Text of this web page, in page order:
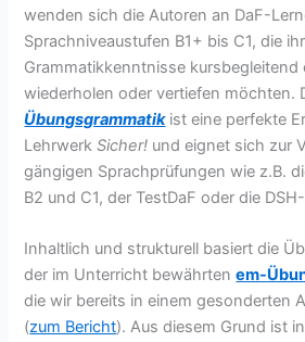
wenden sich die Autoren an DaF-
Sprachniveaustufen B1+ bis C1, die
Grammatikkenntnisse kursbegleitend
wiederholen oder vertiefen möchten.
Übungsgrammatikist eine perfekte
LehrwerkSicher! und eignet sich zur
gängigen Sprachprüfungen wie z.B.
B2 und C1, der TestDaF oder die
Inhaltlich und strukturell basiert die
der im Unterricht bewährtenem-
die wir bereits in einem gesonderten
(zum Bericht). Aus diesem Grund ist